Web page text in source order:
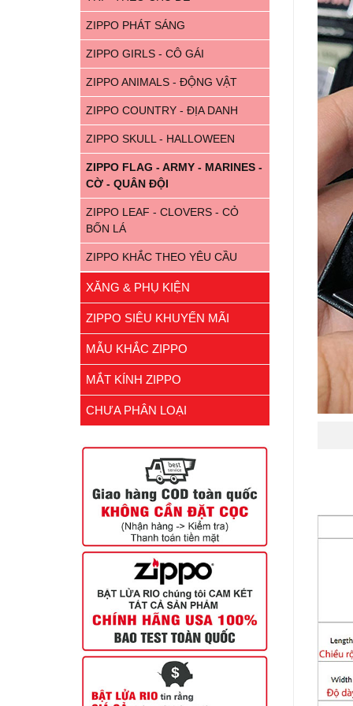
ZIPPO PHÁT SÁNG
ZIPPO GIRLS - CÔ GÁI
ZIPPO ANIMALS - ĐỘNG VẬT
ZIPPO COUNTRY - ĐỊA DANH
ZIPPO SKULL - HALLOWEEN
ZIPPO FLAG - ARMY - MARINES -
CỜ - QUÂN ĐỘI
ZIPPO LEAF - CLOVERS - CỎ
BỐN LÁ
ZIPPO KHẮC THEO YÊU CẦU
XĂNG & PHỤ KIỆN
ZIPPO SIÊU KHUYẾN MÃI
MẪU KHẮC ZIPPO
MẮT KÍNH ZIPPO
CHƯA PHÂN LOẠI